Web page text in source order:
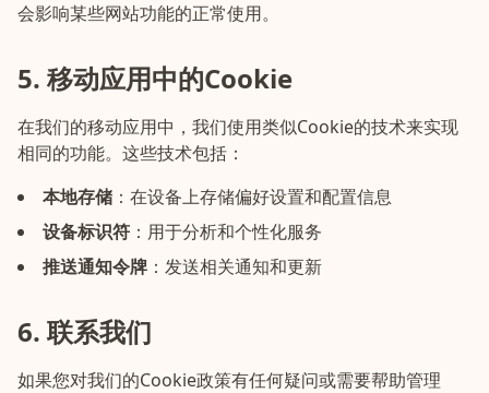
会影响某些网站功能的正常使用。
5. 移动应用中的Cookie
在我们的移动应用中，我们使用类似Cookie的技术来实现
相同的功能。这些技术包括：
本地存储 ： 在设备上存储偏好设置和配置信息
设备标识符 ： 用于分析和个性化服务
推送通知令牌 ： 发送相关通知和更新
6. 联系我们
如果您对我们的Cookie政策有任何疑问或需要帮助管理